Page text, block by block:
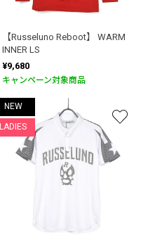
【Russeluno Reboot】 WARM
INNER LS
¥9,680
キャンペーン対象商品
NEW
LADIES